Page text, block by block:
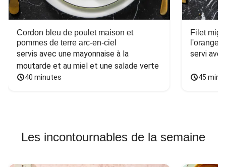
Cordon bleu de poulet maison et
pommes de terre arc-en-ciel
servis avec une mayonnaise à la
moutarde et au miel et une salade verte
40 minutes
Filet
l'orange
servi
45
Les incontournables de la semaine